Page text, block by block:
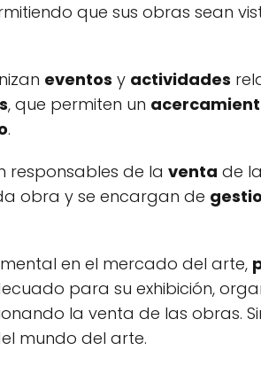
que sus obras sean
eventos y actividades
, que permiten un
.
responsables de la venta de
obra y se encargan de
en el mercado del arte,
para su exhibición,
la venta de las obras.
mundo del arte.